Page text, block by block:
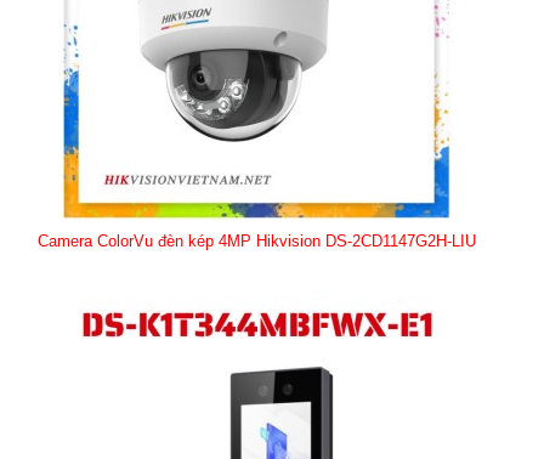
Camera ColorVu đèn kép 4MP Hikvision DS-2CD1147G2H-LIU